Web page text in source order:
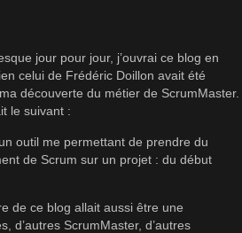
jour pour jour, j’ouvrai ce blog en
celui de Frédéric Doillon avait été
découverte du métier de ScrumMaster.
le suivant :
outil me permettant de prendre du
de Scrum sur un projet : du début
de ce blog allait aussi être une
d’autres ScrumMaster, d’autres